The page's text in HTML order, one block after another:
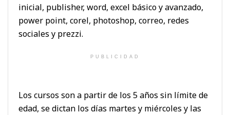
inicial, publisher, word, excel básico y avanzado,
power point, corel, photoshop, correo, redes
sociales y prezzi.
PUBLICIDAD
Los cursos son a partir de los 5 años sin límite de
edad, se dictan los días martes y miércoles y las